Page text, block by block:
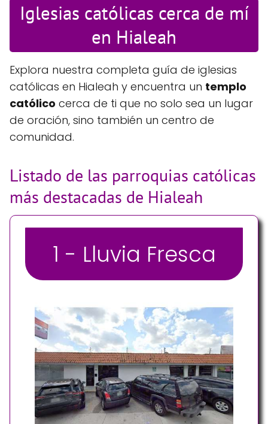
Iglesias católicas cerca de mí
en Hialeah
Explora nuestra completa guía de iglesias
católicas en Hialeah y encuentra un templo
católico cerca de ti que no solo sea un lugar
de oración, sino también un centro de
comunidad.
Listado de las parroquias católicas
más destacadas de Hialeah
1 - Lluvia Fresca